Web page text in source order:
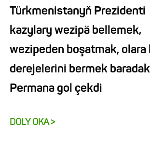
Türkmenistanyň Prezidenti
kazylary wezipä bellemek,
wezipeden boşatmak, olara
derejelerini bermek
Permana gol çekdi
DOLY OKA >